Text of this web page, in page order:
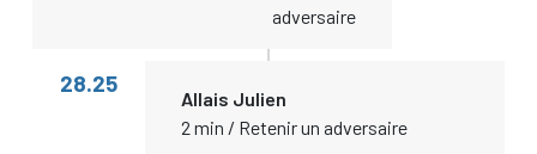
adversaire
28.25
Allais Julien
2 min / Retenir un adversaire